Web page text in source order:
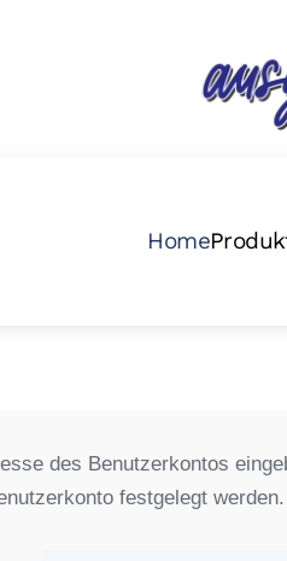
Home
des Benutzerkontos
festgelegt werden.